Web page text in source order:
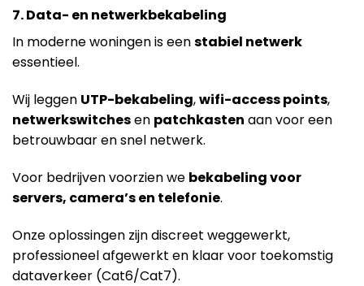
7. Data- en netwerkbekabeling
In moderne woningen is eenstabiel netwerk
essentieel.
Wij leggen UTP-bekabeling,wifi-access points,
netwerkswitchesen patchkasten aan voor een
betrouwbaar en snel netwerk.
Voor bedrijven voorzien we bekabeling voor
servers, camera’s en telefonie.
Onze oplossingen zijn discreet weggewerkt,
professioneel afgewerkt en klaar voor toekomstig
dataverkeer (Cat6/Cat7).